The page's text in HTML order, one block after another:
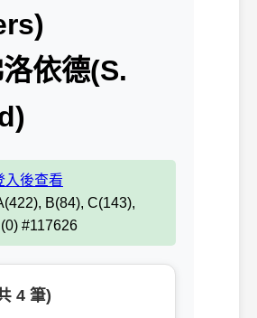
依德(S.
入後查看
B(84), C(143),
#117626
4 筆)